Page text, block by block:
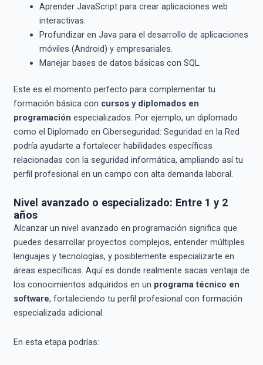
Aprender JavaScript para crear aplicaciones web
interactivas.
Profundizar en Java para el desarrollo de aplicaciones
móviles (Android) y empresariales.
Manejar bases de datos básicas con SQL.
Este es el momento perfecto para complementar tu
formación básica con cursos y diplomados en
programación especializados. Por ejemplo, un diplomado
como el Diplomado en Ciberseguridad: Seguridad en la Red
podría ayudarte a fortalecer habilidades específicas
relacionadas con la seguridad informática, ampliando así tu
perfil profesional en un campo con alta demanda laboral.
Nivel avanzado o especializado: Entre 1 y 2
años
Alcanzar un nivel avanzado en programación significa que
puedes desarrollar proyectos complejos, entender múltiples
lenguajes y tecnologías, y posiblemente especializarte en
áreas específicas. Aquí es donde realmente sacas ventaja de
los conocimientos adquiridos en un programa técnico en
software, fortaleciendo tu perfil profesional con formación
especializada adicional.
En esta etapa podrías: